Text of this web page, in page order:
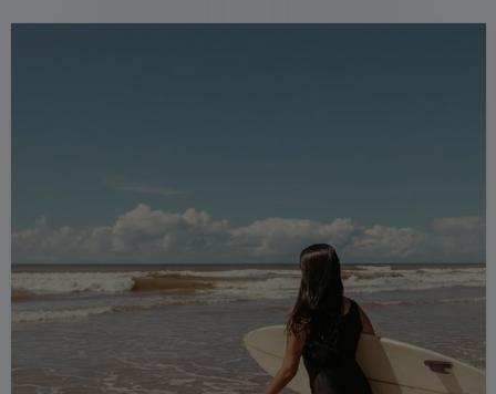
profiteert van de ervaring van onze lokale